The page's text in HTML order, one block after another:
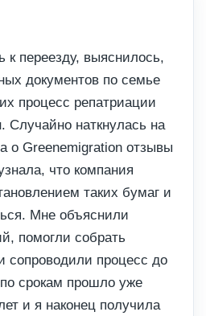
к переезду, выяснилось,
документов по семье
процесс репатриации
Случайно наткнулась на
о Greenemigration отзывы
что компания
таких бумаг и
Мне объяснили
помогли собрать
сопроводили процесс до
срокам прошло уже
и я наконец получила